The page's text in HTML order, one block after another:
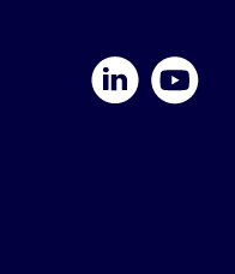
YouTube